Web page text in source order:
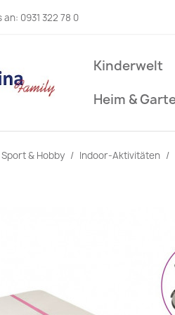
an: 0931 322 78 0
Kinderwelt
Heim &
Sport & Hobby Indoor-Aktivitäten